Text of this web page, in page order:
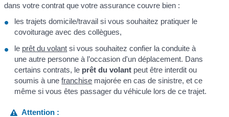
dans votre contrat que votre assurance couvre bien :
les trajets domicile/travail si vous souhaitez pratiquer le
covoiturage avec des collègues,
le prêt du volant si vous souhaitez confier la conduite à
une autre personne à l’occasion d'un déplacement. Dans
certains contrats, le prêt du volant peut être interdit ou
soumis à unefranchise majorée en cas de sinistre, et ce
même si vous êtes passager du véhicule lors de ce trajet.
Attention :